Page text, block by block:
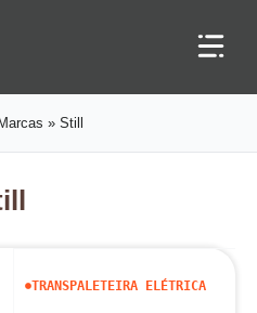
Marcas » Still
TRANSPALETEIRA ELÉTRICA